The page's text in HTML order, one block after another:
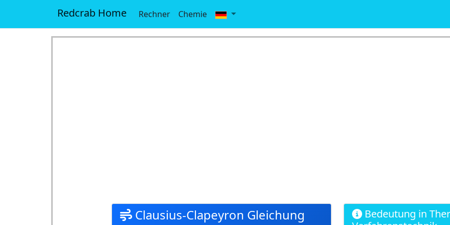
Redcrab Home Rechner Chemie
Clausius-Clapeyron Gleichung
Bedeutung in